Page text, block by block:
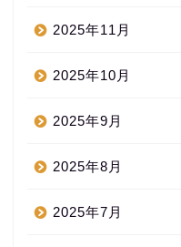
2025年11月
2025年10月
2025年9月
2025年8月
2025年7月